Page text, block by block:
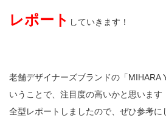
レポート していきます！
老舗デザイナーズブランドの「MIHARA
いうことで、注目度の高いかと思います
全型レポートしましたので、ぜひ参考に